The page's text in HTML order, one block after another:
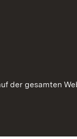
der gesamten